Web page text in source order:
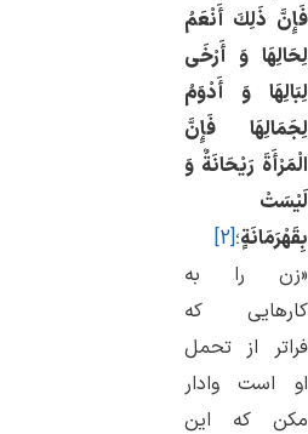
فَإِنَّ ذَلِكَ أَنْعَمُ
لِحَالِهَا وَ أَرْخَى
لِبَالِهَا وَ أَدْوَمُ
لِجَمَالِهَا فَإِنَّ
الْمَرْأَةَ رَیْحَانَةٌ وَ
لَیْسَتْ
بِقَهْرَمَانَةٍ؛[2]
«زن را به
کارهایی که
فراتر از تحمل
او است وادار
مکن که این